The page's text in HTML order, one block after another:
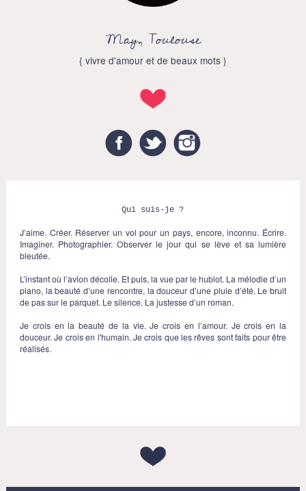
May, Toulouse
{ vivre d'amour et de beaux mots }
FacebookTwitter
Qui suis-je ?
J’aime. Créer. Réserver un vol pour un pays, encore, inconnu. Écrire.
Imaginer. Photographier. Observer le jour qui se lève et sa lumière
bleutée.
L’instant où l’avion décolle. Et puis, la vue par le hublot. La mélodie d’un
piano, la beauté d’une rencontre, la douceur d’une pluie d’été. Le bruit
de pas sur le parquet. Le silence. La justesse d’un roman.
Je crois en la beauté de la vie. Je crois en l’amour. Je crois en la
douceur. Je crois en l'humain. Je crois que les rêves sont faits pour être
réalisés.